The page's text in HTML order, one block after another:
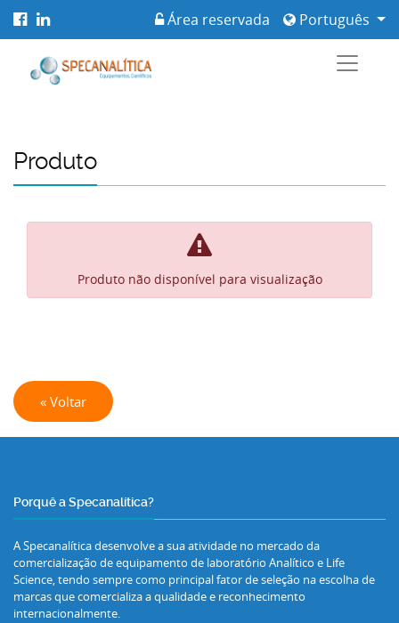
Português
Área reservada
Produto
Produto não disponível para visualização
« Voltar
Porquê a Specanalítica?
A Specanalítica desenvolve a sua atividade no mercado da
comercialização de equipamento de laboratório Analítico e Life
Science, tendo sempre como principal fator de seleção na escolha de
marcas que comercializa a qualidade e reconhecimento
internacionalmente.